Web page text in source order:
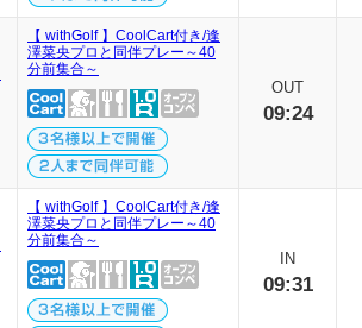
【 withGolf 】CoolCart付き/逢
澤菜央プロと同伴プレー～40
分前集合～
OUT
09:24
【 withGolf 】CoolCart付き/逢
澤菜央プロと同伴プレー～40
分前集合～
IN
09:31